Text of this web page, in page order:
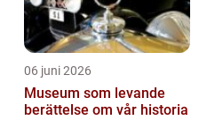
06 juni 2026
Museum som levande
berättelse om vår historia